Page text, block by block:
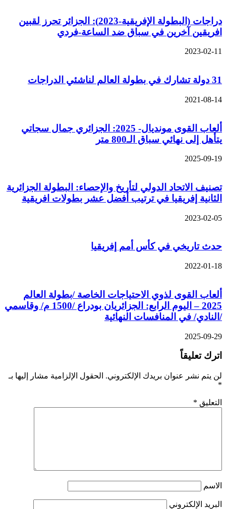
دراجات (البطولة الإفريقية-2023): الجزائر تحرز لقبين
افريقين آخرين في سباق ضد الساعة-فردي
2023-02-11
31 دولة تشارك في بطولة العالم لناشئي الدراجات
2021-08-14
ألعاب القوى مونديال- 2025: الجزائري جمال سجاتي
يتأهل إلى نهائي سباق الـ800 متر
2025-09-19
تصنيف الاتحاد الدولي لتأريخ والإحصاء: البطولة الجزائرية
الثانية إفريقيا في ترتيب أفضل عشر بطولات افريقية
2023-02-05
حدث تاريخي في كأس أمم إفريقيا
2022-01-18
ألعاب القوى لذوي الاحتياجات الخاصة /بطولة العالم
2025 – اليوم الرابع: الجزائريان بودراع /1500 م/ وقاسمي
/النادي/ في المنافسات النهائية
2025-09-29
اترك تعليقاً
لن يتم نشر عنوان بريدك الإلكتروني. الحقول الإلزامية مشار إليها بـ
*
التعليق *
الاسم
البريد الإلكتروني